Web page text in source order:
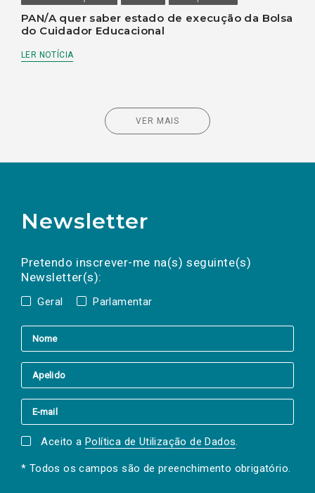
PAN/A quer saber estado de execução da Bolsa
do Cuidador Educacional
LER NOTÍCIA
VER MAIS
Newsletter
Pretendo inscrever-me na(s) seguinte(s)
Newsletter(s):
Geral Parlamentar
a(s) newsletter(s).
mail
Aceito a Política de Utilização de Dados.
* Todos os campos são de preenchimento obrigatório.